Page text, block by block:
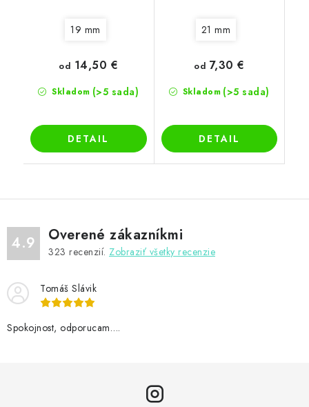
19 mm
Skladom (>5 sada)
od 14,50 €
DETAIL
21 mm
Skladom (>5 sada)
od 7,30 €
DETAIL
4.9 Overené zákazníkmi
323 recenzií. Zobraziť všetky recenzie
Tomáš Slávik
Spokojnost, odporucam….